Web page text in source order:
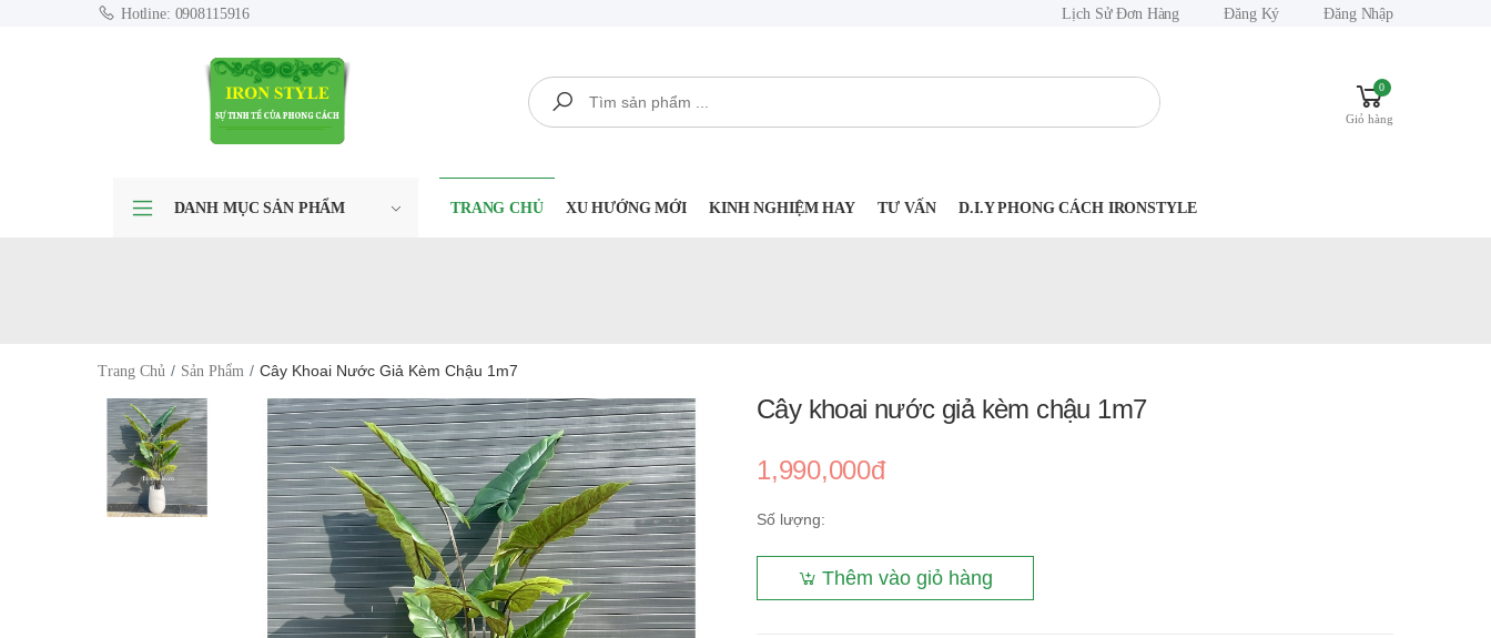
Hotline: 0908115916 Lịch Sử Đơn Hàng Đăng Ký Đăng Nhập
Tìm kiếm 0
Giỏ hàng
DANH MỤC SẢN PHẨM TRANG CHỦ XU HƯỚNG MỚI KINH NGHIỆM HAY TƯ VẤN D.I.Y PHONG CÁCH IRONSTYLE
Trang Chủ Sản Phẩm Cây Khoai Nước Giả Kèm Chậu 1m7
Cây khoai nước giả kèm chậu 1m7
1,990,000đ
Số lượng:
Thêm vào giỏ hàng